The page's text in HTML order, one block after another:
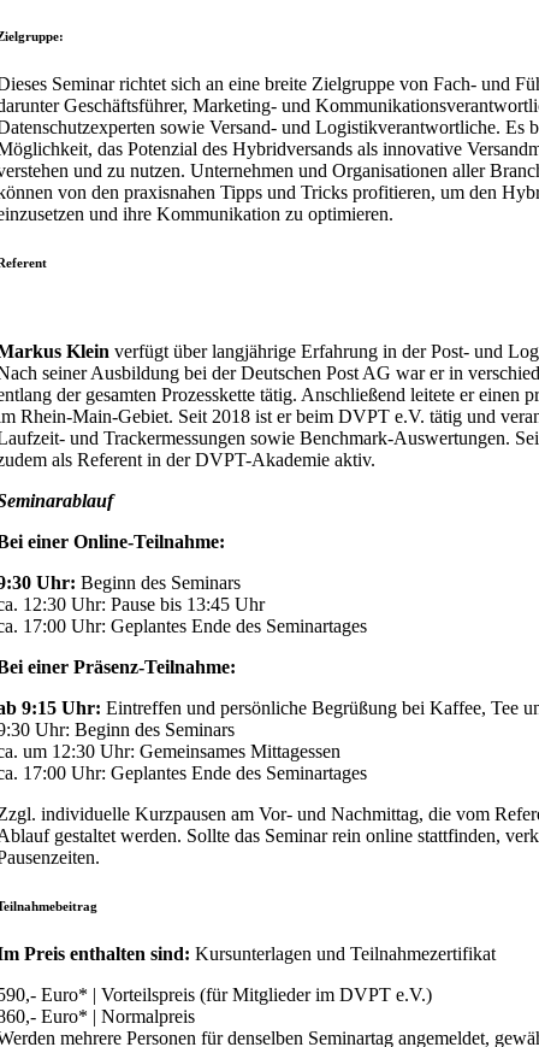
Seminar richtet sich an eine breite Zielgruppe von Fach- und
Geschäftsführer, Marketing- und
sowie Versand- und Logistikverantwortliche. Es
das Potenzial des Hybridversands als innovative
und zu nutzen. Unternehmen und Organisationen aller
von den praxisnahen Tipps und Tricks profitieren, um den
und ihre Kommunikation zu optimieren.
Klein verfügt über langjährige Erfahrung in der Post- und
seiner Ausbildung bei der Deutschen Post AG war er in
der gesamten Prozesskette tätig. Anschließend leitete er einen
Rhein-Main-Gebiet. Seit 2018 ist er beim DVPT e.V. tätig und
und Trackermessungen sowie Benchmark-Auswertungen.
als Referent in der DVPT-Akademie aktiv.
einer Online-Teilnahme:
Uhr: Beginn des Seminars
12:30 Uhr: Pause bis 13:45 Uhr
17:00 Uhr: Geplantes Ende des Seminartages
einer Präsenz-Teilnahme:
9:15 Uhr: Eintreffen und persönliche Begrüßung bei Kaffee, Tee
Uhr: Beginn des Seminars
um 12:30 Uhr: Gemeinsames Mittagessen
17:00 Uhr: Geplantes Ende des Seminartages
individuelle Kurzpausen am Vor- und Nachmittag, die vom
gestaltet werden. Sollte das Seminar rein online stattfinden,
Preis enthalten sind: Kursunterlagen und Teilnahmezertifikat
Euro* | Vorteilspreis (für Mitglieder im DVPT e.V.)
Euro* | Normalpreis
mehrere Personen für denselben Seminartag angemeldet,